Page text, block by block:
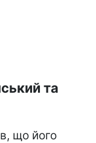
та
що його